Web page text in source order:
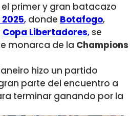
primer y gran batacazo
, donde Botafogo,
Copa Libertadores, se
monarca de la Champions
hizo un partido
parte del encuentro a
terminar ganando por la